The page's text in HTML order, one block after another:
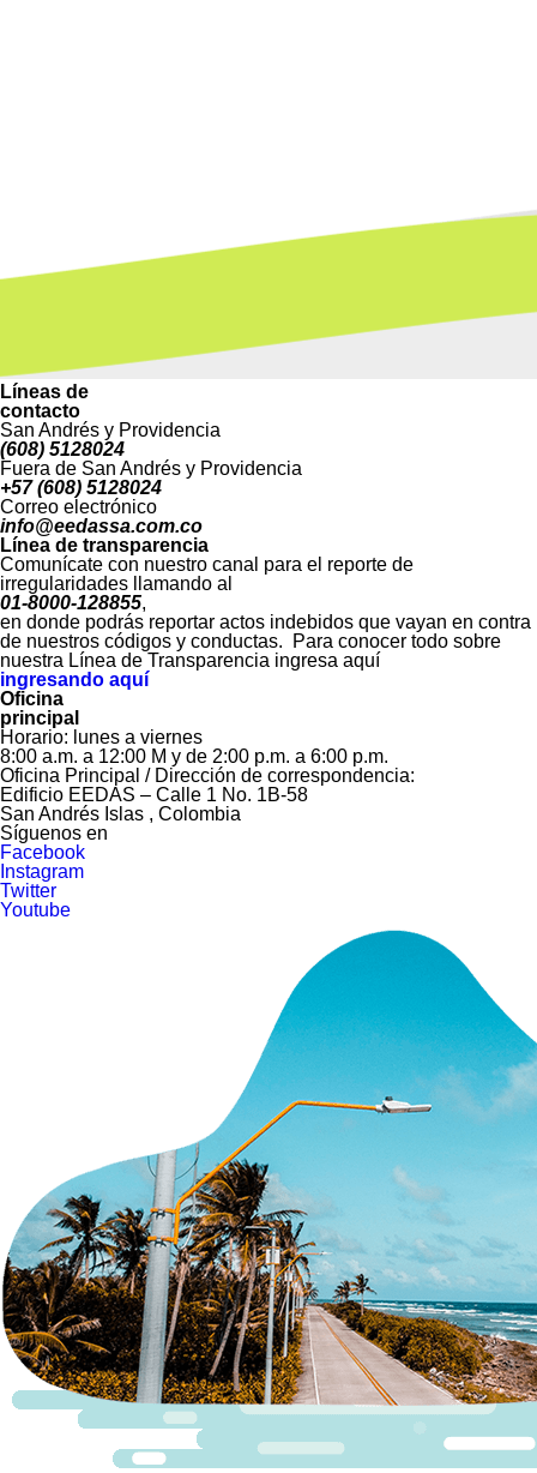
Líneas de
contacto
San Andrés y Providencia
(608) 5128024
Fuera de San Andrés y Providencia
+57 (608) 5128024
Correo electrónico
info@eedassa.com.co
Línea de transparencia
Comunícate con nuestro canal para el reporte de
irregularidades llamando al
01-8000-128855,
en donde podrás reportar actos indebidos que vayan en contra
de nuestros códigos y conductas. Para conocer todo sobre
nuestra Línea de Transparencia ingresa aquí
ingresando aquí
Oficina
principal
Horario: lunes a viernes
8:00 a.m. a 12:00 M y de 2:00 p.m. a 6:00 p.m.
Oficina Principal / Dirección de correspondencia:
Edificio EEDAS – Calle 1 No. 1B-58
San Andrés Islas , Colombia
Síguenos en
Facebook
Instagram
Twitter
Youtube